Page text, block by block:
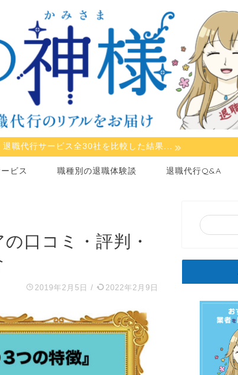
退職代行サービス全30社を比較した結果...
ビス 職種別の退職体験談 退職代行Q&A
口コミ・評判・
2019年2月5日 / 2022年2月9日